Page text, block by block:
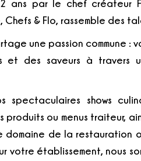
ans par le chef créateur
& Flo, rassemble des
une passion commune :
et des saveurs à travers
spectaculaires shows
ou menus traiteur,
domaine de la restauration
votre établissement, nous